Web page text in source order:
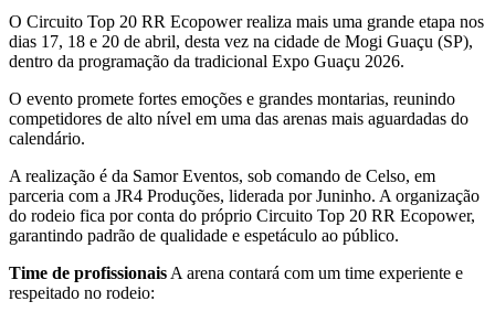
O Circuito Top 20 RR Ecopower realiza mais uma grande etapa nos
dias 17, 18 e 20 de abril, desta vez na cidade de Mogi Guaçu (SP),
dentro da programação da tradicional Expo Guaçu 2026.
O evento promete fortes emoções e grandes montarias, reunindo
competidores de alto nível em uma das arenas mais aguardadas do
calendário.
A realização é da Samor Eventos, sob comando de Celso, em
parceria com a JR4 Produções, liderada por Juninho. A organização
do rodeio fica por conta do próprio Circuito Top 20 RR Ecopower,
garantindo padrão de qualidade e espetáculo ao público.
Time de profissionais A arena contará com um time experiente e
respeitado no rodeio: